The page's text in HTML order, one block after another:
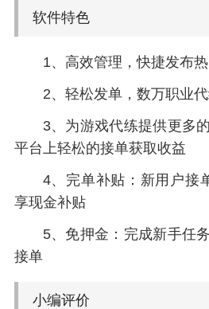
软件特色
1、高效管理，快捷发布
2、轻松发单，数万职业
3、为游戏代练提供更多
平台上轻松的接单获取收益
4、完单补贴：新用户接
享现金补贴
5、免押金：完成新手任
接单
小编评价